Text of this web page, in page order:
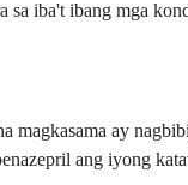
iba't ibang mga
ay
ang iyong